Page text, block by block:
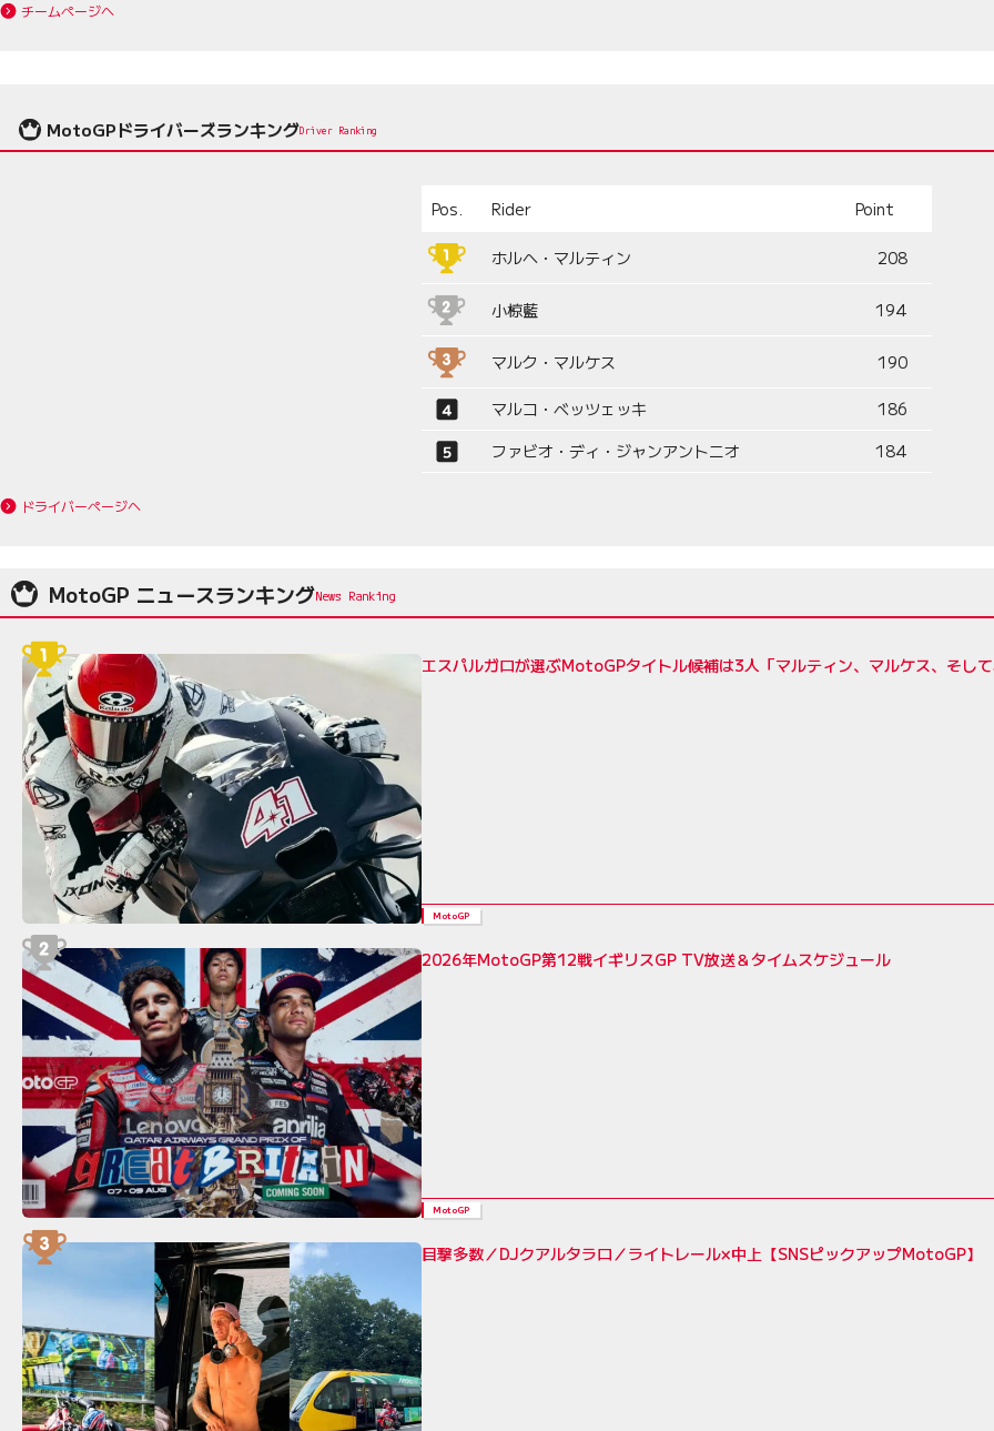
チームページへ
MotoGPドライバーズランキングDriver Ranking
Pos. Rider Point
ホルヘ・マルティン 208
小椋藍 194
マルク・マルケス 190
マルコ・ベッツェッキ
186
ファビオ・ディ・ジャンアントニオ
184
ドライバーページへ
MotoGP ニュースランキング
エスパルガロが選ぶMotoGPタイトル候補は3人「マルティン、マルケス、そし
MotoGP
2026年MotoGP第12戦イギリスGP TV放送＆タイムスケジュール
MotoGP
目撃多数／DJクアルタラロ／ライトレール×中上【SNSピックアップMotoGP】